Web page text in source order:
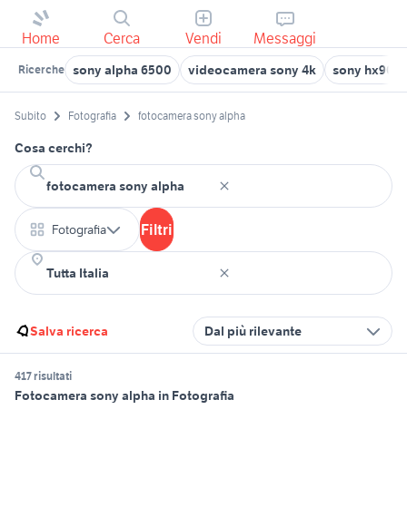
Home Cerca Vendi Messaggi
Ricerche sony alpha 6500 videocamera sony 4k sony hx90
Subito Fotografia fotocamera sony alpha
Cosa cerchi?
Fotografia Filtri
Salva ricerca Dal più rilevante
417 risultati
Fotocamera sony alpha in Fotografia